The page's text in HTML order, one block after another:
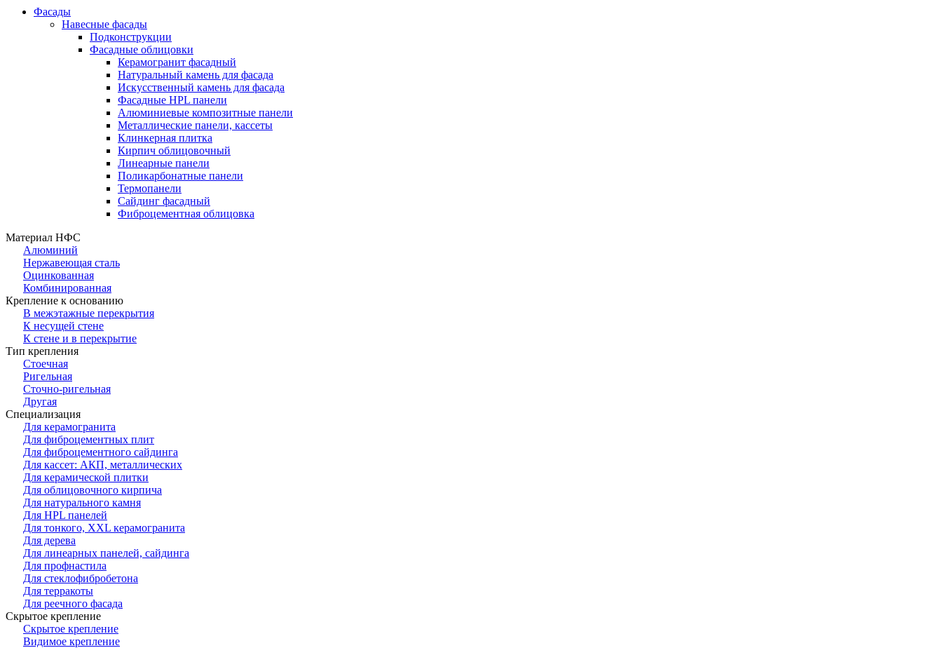
Фасады
Навесные фасады
Подконструкции
Фасадные облицовки
Керамогранит фасадный
Натуральный камень для фасада
Искусственный камень для фасада
Фасадные HPL панели
Алюминиевые композитные панели
Металлические панели, кассеты
Клинкерная плитка
Кирпич облицовочный
Линеарные панели
Поликарбонатные панели
Термопанели
Сайдинг фасадный
Фиброцементная облицовка
Материал НФС
Алюминий
Нержавеющая сталь
Оцинкованная
Комбинированная
Крепление к основанию
В межэтажные перекрытия
К несущей стене
К стене и в перекрытие
Тип крепления
Стоечная
Ригельная
Сточно-ригельная
Другая
Специализация
Для керамогранита
Для фиброцементных плит
Для фиброцементного сайдинга
Для кассет: АКП, металлических
Для керамической плитки
Для облицовочного кирпича
Для натурального камня
Для HPL панелей
Для тонкого, XXL керамогранита
Для дерева
Для линеарных панелей, сайдинга
Для профнастила
Для стеклофибробетона
Для терракоты
Для реечного фасада
Скрытое крепление
Скрытое крепление
Видимое крепление